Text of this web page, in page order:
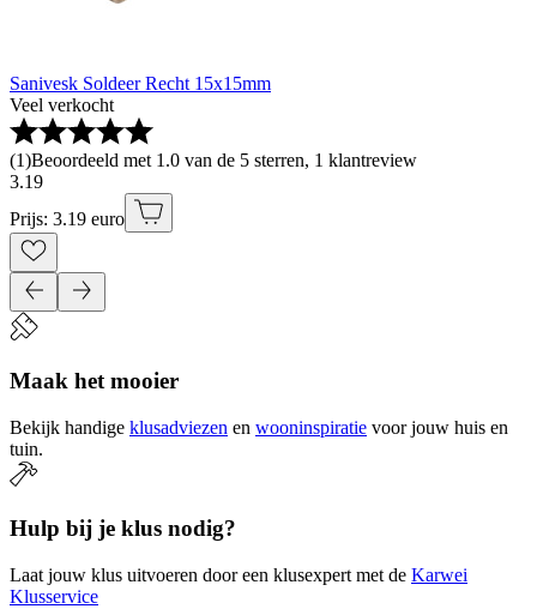
Sanivesk Soldeer Recht 15x15mm
Veel verkocht
(1)Beoordeeld met 1.0 van de 5 sterren, 1 klantreview
3.19
Prijs: 3.19 euro
Maak het mooier
Bekijk handige klusadviezen en wooninspiratie voor jouw huis en
tuin.
Hulp bij je klus nodig?
Laat jouw klus uitvoeren door een klusexpert met de Karwei
Klusservice